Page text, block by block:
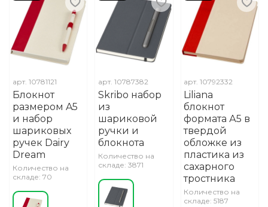
арт. 10781121
Блокнот
размером A5
и набор
шариковых
ручек Dairy
Dream
Количество на
складе: 70
арт.10787382
Skribo набор
из
шариковой
ручки и
блокнота
Количество на
складе: 3871
арт.10792332
Liliana
блокнот
формата А5 в
твердой
обложке из
пластика из
сахарного
тростника
Количество на
складе: 5187